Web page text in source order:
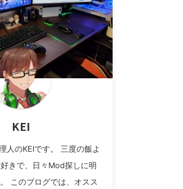
KEI
人のKEIです。 三度の飯よ
きで、日々Mod探しに明
このブログでは、オスス